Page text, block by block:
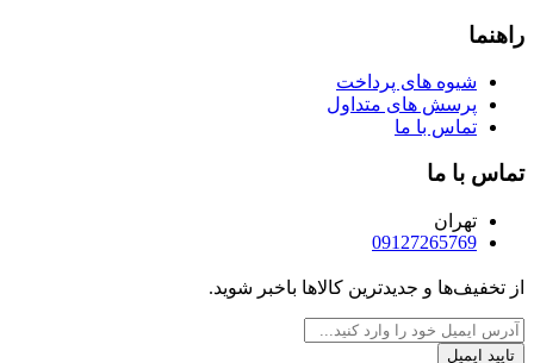
راهنما
شیوه های پرداخت
پرسش های متداول
تماس با ما
تماس با ما
تهران
09127265769
از تخفیف‌ها و جدیدترین‌ کالاها باخبر شوید.
تایید ایمیل